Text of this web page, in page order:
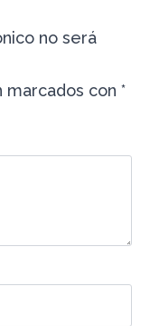
no será
marcados con *